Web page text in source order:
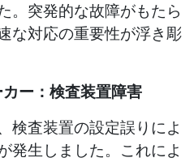
。突発的な故障がもたら
な対応の重要性が浮き彫
ー：検査装置障害
検査装置の設定誤りによ
発生しました。これによ